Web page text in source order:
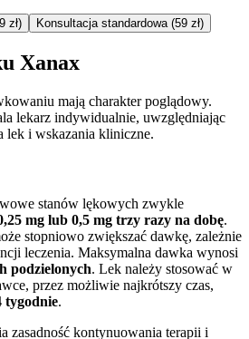
zł) Konsultacja standardowa (59 zł)
Xanax
mają charakter poglądowy.
lekarz indywidualnie, uwzględniając
lek i wskazania kliniczne.
stanów lękowych zwykle
mg lub 0,5 mg trzy razy na dobę.
stopniowo zwiększać dawkę, zależnie
leczenia. Maksymalna dawka wynosi
podzielonych. Lek należy stosować w
przez możliwie najkrótszy czas,
tygodnie.
zasadność kontynuowania terapii i